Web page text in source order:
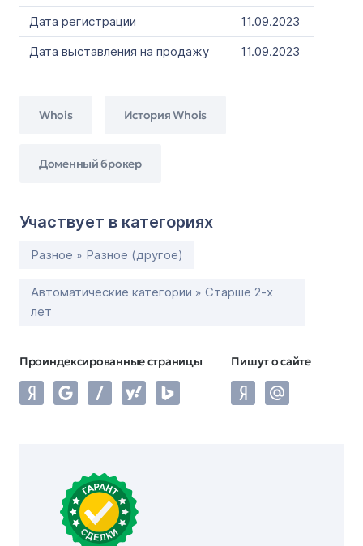
Дата регистрации
11.09.2023
Дата выставления на продажу
11.09.2023
Whois История Whois
Доменный брокер
Участвует в категориях
Разное » Разное (другое)
Автоматические категории » Старше 2-х
лет
Проиндексированные страницы Пишут о сайте